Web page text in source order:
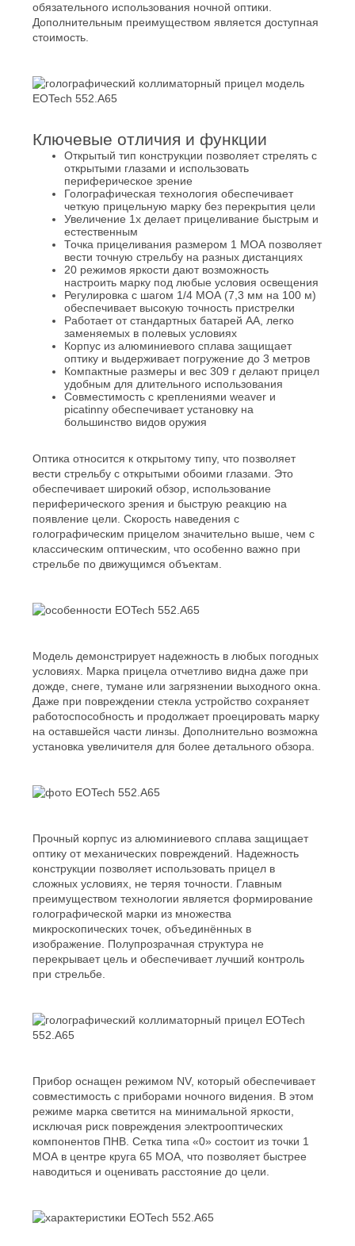
обязательного использования ночной оптики.
Дополнительным преимуществом является доступная
стоимость.
Ключевые отличия и функции
Открытый тип конструкции позволяет стрелять с
открытыми глазами и использовать
периферическое зрение
Голографическая технология обеспечивает
четкую прицельную марку без перекрытия цели
Увеличение 1х делает прицеливание быстрым и
естественным
Точка прицеливания размером 1 МОА позволяет
вести точную стрельбу на разных дистанциях
20 режимов яркости дают возможность
настроить марку под любые условия освещения
Регулировка с шагом 1/4 МОА (7,3 мм на 100 м)
обеспечивает высокую точность пристрелки
Работает от стандартных батарей АА, легко
заменяемых в полевых условиях
Корпус из алюминиевого сплава защищает
оптику и выдерживает погружение до 3 метров
Компактные размеры и вес 309 г делают прицел
удобным для длительного использования
Совместимость с креплениями weaver и
picatinny обеспечивает установку на
большинство видов оружия
Оптика относится к открытому типу, что позволяет
вести стрельбу с открытыми обоими глазами. Это
обеспечивает широкий обзор, использование
периферического зрения и быструю реакцию на
появление цели. Скорость наведения с
голографическим прицелом значительно выше, чем с
классическим оптическим, что особенно важно при
стрельбе по движущимся объектам.
Модель демонстрирует надежность в любых погодных
условиях. Марка прицела отчетливо видна даже при
дожде, снеге, тумане или загрязнении выходного окна.
Даже при повреждении стекла устройство сохраняет
работоспособность и продолжает проецировать марку
на оставшейся части линзы. Дополнительно возможна
установка увеличителя для более детального обзора.
Прочный корпус из алюминиевого сплава защищает
оптику от механических повреждений. Надежность
конструкции позволяет использовать прицел в
сложных условиях, не теряя точности. Главным
преимуществом технологии является формирование
голографической марки из множества
микроскопических точек, объединённых в
изображение. Полупрозрачная структура не
перекрывает цель и обеспечивает лучший контроль
при стрельбе.
Прибор оснащен режимом NV, который обеспечивает
совместимость с приборами ночного видения. В этом
режиме марка светится на минимальной яркости,
исключая риск повреждения электрооптических
компонентов ПНВ. Сетка типа «0» состоит из точки 1
МОА в центре круга 65 МОА, что позволяет быстрее
наводиться и оценивать расстояние до цели.